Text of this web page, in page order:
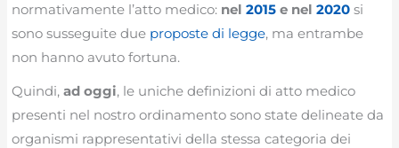
normativamente l’atto medico: nel2015 e nel2020 si
sono susseguite due proposte di legge, ma entrambe
non hanno avuto fortuna.
Quindi,ad oggi, le uniche definizioni di atto medico
presenti nel nostro ordinamento sono state delineate da
organismi rappresentativi della stessa categoria dei